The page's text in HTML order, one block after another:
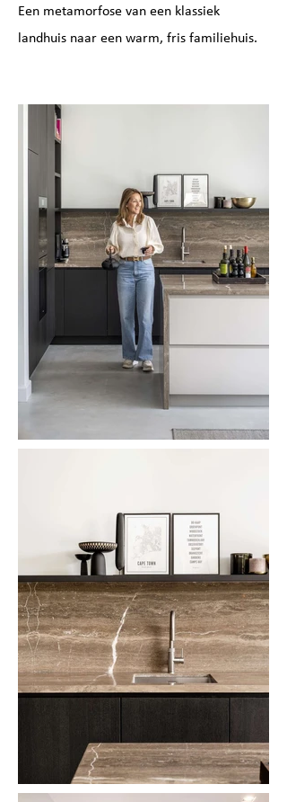
Een metamorfose van een klassiek
landhuis naar een warm, fris familiehuis.